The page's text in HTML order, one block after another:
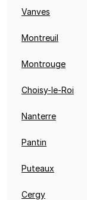
Vanves
Montreuil
Montrouge
Choisy-le-Roi
Nanterre
Pantin
Puteaux
Cergy